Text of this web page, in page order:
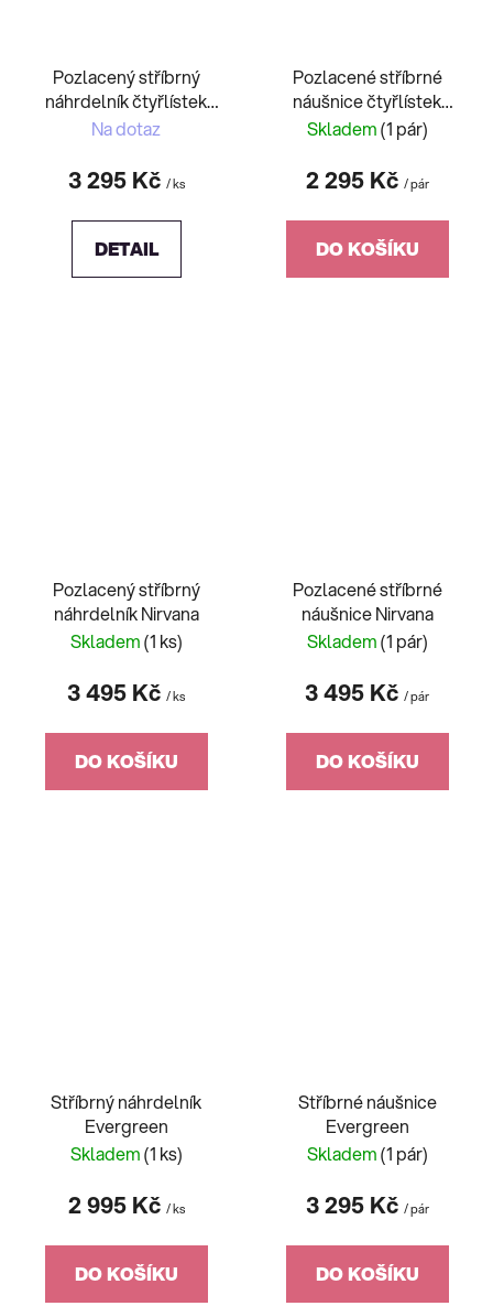
Pozlacený stříbrný
náhrdelník čtyřlístek
Lucky Leaf s kubickou
Na dotaz
3 295 Kč / ks
DETAIL
Pozlacené stříbrné
náušnice čtyřlístek
Lucky Leaf s kubickou
Skladem(1 pár)
2 295 Kč / pár
DO KOŠÍKU
Pozlacený stříbrný
náhrdelník Nirvana
Skladem(1 ks)
3 495 Kč / ks
DO KOŠÍKU
Pozlacené stříbrné
náušnice Nirvana
Skladem(1 pár)
3 495 Kč / pár
DO KOŠÍKU
Stříbrný náhrdelník
Evergreen
Skladem(1 ks)
2 995 Kč / ks
DO KOŠÍKU
Stříbrné náušnice
Evergreen
Skladem(1 pár)
3 295 Kč / pár
DO KOŠÍKU